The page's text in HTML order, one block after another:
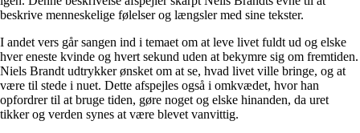
beskrive menneskelige følelser og længsler med sine tekster.
I andet vers går sangen ind i temaet om at leve livet fuldt ud og elske
hver eneste kvinde og hvert sekund uden at bekymre sig om fremtiden.
Niels Brandt udtrykker ønsket om at se, hvad livet ville bringe, og at
være til stede i nuet. Dette afspejles også i omkvædet, hvor han
opfordrer til at bruge tiden, gøre noget og elske hinanden, da uret
tikker og verden synes at være blevet vanvittig.